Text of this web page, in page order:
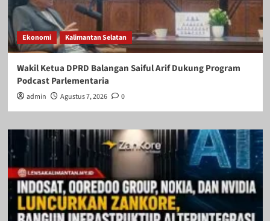
Ekonomi Kalimantan Selatan
Wakil Ketua DPRD Balangan Saiful Arif Dukung Program
Podcast Parlementaria
admin Agustus 7, 2026 0